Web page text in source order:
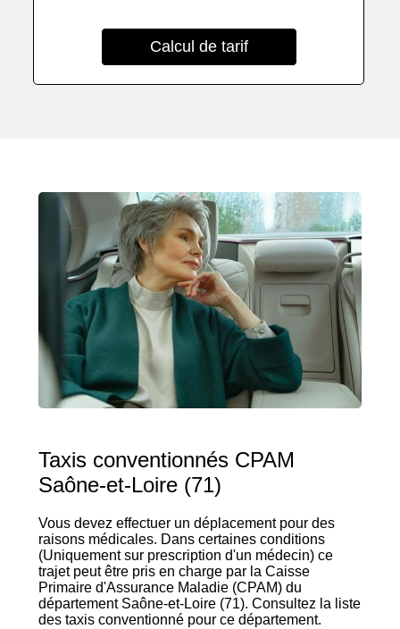
Calcul de tarif
Taxis conventionnés CPAM
Saône-et-Loire (71)
Vous devez effectuer un déplacement pour des
raisons médicales. Dans certaines conditions
(Uniquement sur prescription d'un médecin) ce
trajet peut être pris en charge par la Caisse
Primaire d'Assurance Maladie (CPAM) du
département Saône-et-Loire (71). Consultez la liste
des taxis conventionné pour ce département.